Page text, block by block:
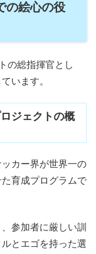
の絵心の役
の総指揮官とし
います。
ジェクトの概
カー界が世界一の
育成プログラムで
参加者に厳しい訓
とエゴを持った選